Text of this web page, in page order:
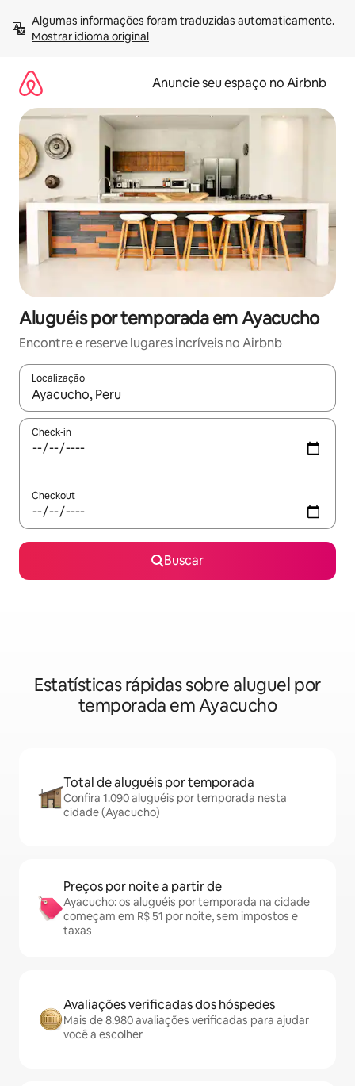
para
Mostrar idioma original
Anuncie seu espaço no Airbnb
Aluguéis por temporada em Ayacucho
Encontre e reserve lugares incríveis no Airbnb
Localização
Quando os resultados estiverem disponíveis, explore-os
Check-in
Checkout
Buscar
Estatísticas rápidas sobre aluguel por
temporada em Ayacucho
Total de aluguéis por temporada
Confira 1.090 aluguéis por temporada nesta
cidade (Ayacucho)
Preços por noite a partir de
Ayacucho: os aluguéis por temporada na cidade
começam em R$ 51 por noite, sem impostos e
taxas
Avaliações verificadas dos hóspedes
Mais de 8.980 avaliações verificadas para ajudar
você a escolher